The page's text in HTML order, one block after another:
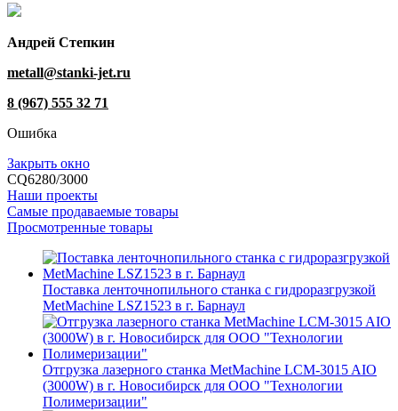
Андрей Степкин
metall@stanki-jet.ru
8 (967) 555 32 71
Ошибка
Закрыть окно
CQ6280/3000
Наши проекты
Самые продаваемые товары
Просмотренные товары
Поставка ленточнопильного станка c гидроразгрузкой
MetMachine LSZ1523 в г. Барнаул
Отгрузка лазерного станка MetMachine LCM-3015 AIO
(3000W) в г. Новосибирск для ООО "Технологии
Полимеризации"